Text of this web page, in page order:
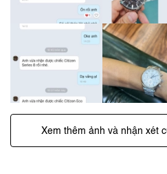
Xem thêm ảnh và nhận xét